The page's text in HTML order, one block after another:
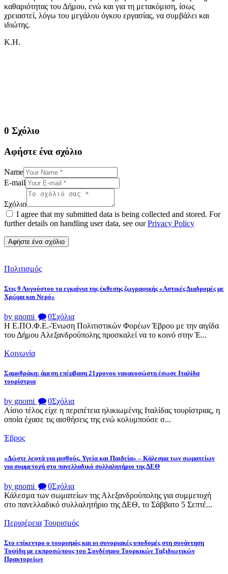
καθαριότητας του Δήμου, ενώ και για τη μετακόμιση, ίσως
χρειαστεί, λόγω του μεγάλου όγκου εργασίας, να συμβάλει και
ιδιώτης.
Κ.Η.
0 Σχόλιο
Αφήστε ένα σχόλιο
Name
E-mail
Σχόλιο
I agree that my submitted data is being collected and stored. For
further details on handling user data, see ourPrivacy Policy
Πολιτισμός
Στις 9 Αυγούστου τα εγκαίνια της έκθεσης ζωγραφικής «Αστικές Διαδρομές με
Χρώμα και Νερό»
by gnomi 0Σχόλια
Η Ε.ΠΟ.Φ.Ε.-Ένωση Πολιτιστικών Φορέων Έβρου με την αιγίδα
του Δήμου Αλεξανδρούπολης προσκαλεί να το κοινό στην Έ...
Κοινωνία
Σαμοθράκη: άμεση επέμβαση 21χρονου ναυαγοσώστη έσωσε Ιταλίδα
τουρίστρια
by gnomi 0Σχόλια
Αίσιο τέλος είχε η περιπέτεια ηλικιωμένης Ιταλίδας τουρίστριας, η
οποία έχασε τις αισθήσεις της ενώ κολυμπούσε σ...
Έβρος
«Δώστε λεφτά για μισθούς, Υγεία και Παιδεία» – Κάλεσμα των σωματείων
για συμμετοχή στο πανελλαδικό συλλαλητήριο της ΔΕΘ
by gnomi 0Σχόλια
Κάλεσμα των σωματείων της Αλεξανδρούπολης για συμμετοχή
στο πανελλαδικό συλλαλητήριο της ΔΕΘ, το Σάββατο 5 Σεπτέ...
Περιφέρεια Τουρισμός
Στο επίκεντρο ο τουρισμός και οι συνοριακές υποδομές στη συνάντηση
Τοψίδη με εκπροσώπους του Συνδέσμου Τουρκικών Ταξιδιωτικών
Πρακτορείων